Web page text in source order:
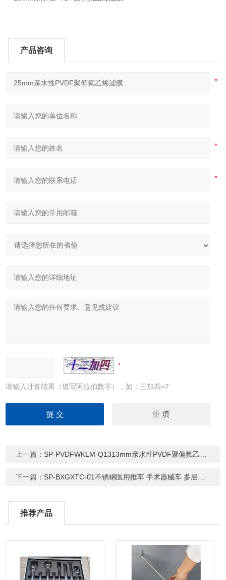
产品咨询
请输入计算结果（填写阿拉伯数字），如：三加四=7
上一篇： SP-PVDFWKLM-Q1313mm亲水性PVDF聚偏氟乙烯滤膜
下一篇： SP-BXGXTC-01不锈钢医用推车 手术器械车 多层组培推车
推荐产品